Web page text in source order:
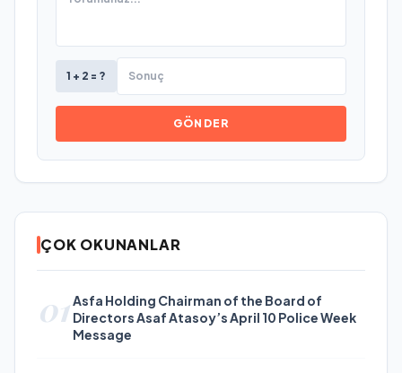
1 + 2 = ?
GÖNDER
ÇOK OKUNANLAR
01Asfa Holding Chairman of the Board of
Directors Asaf Atasoy’s April 10 Police Week
Message